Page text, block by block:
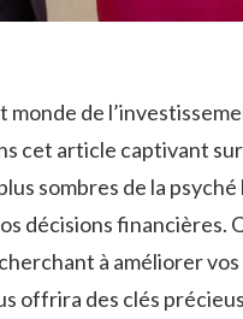
de
cet article captivant
sombres de la
⁤décisions ⁢financières.‍
à améliorer
⁣offrira des clés